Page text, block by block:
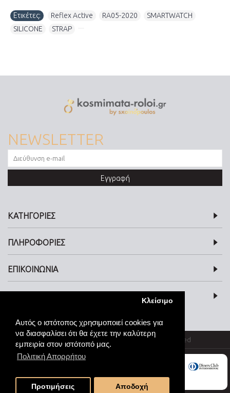
Αυτός ο ιστότοπος χρησιμοποιεί cookies για
να διασφαλίσει ότι θα έχετε την καλύτερη
εμπειρία στον ιστότοπό μας.
Πολιτική Απορρήτου
Κλείσιμο
Προτιμήσεις Αποδοχή
Ετικέτες: Reflex Active RA05-2020 SMARTWATCH
SILICONE
STRAP
NEWSLETTER
Εγγραφή
ΚΑΤΗΓΟΡΙΕΣ
ΠΛΗΡΟΦΟΡΙΕΣ
ΕΠΙΚΟΙΝΩΝΙΑ
© kosmimata-roloi.gr Jewellery. All rights reserved